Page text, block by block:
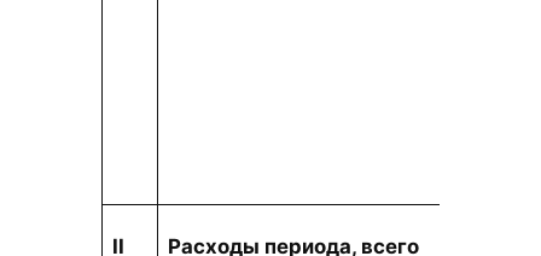
II Расходы периода, всего